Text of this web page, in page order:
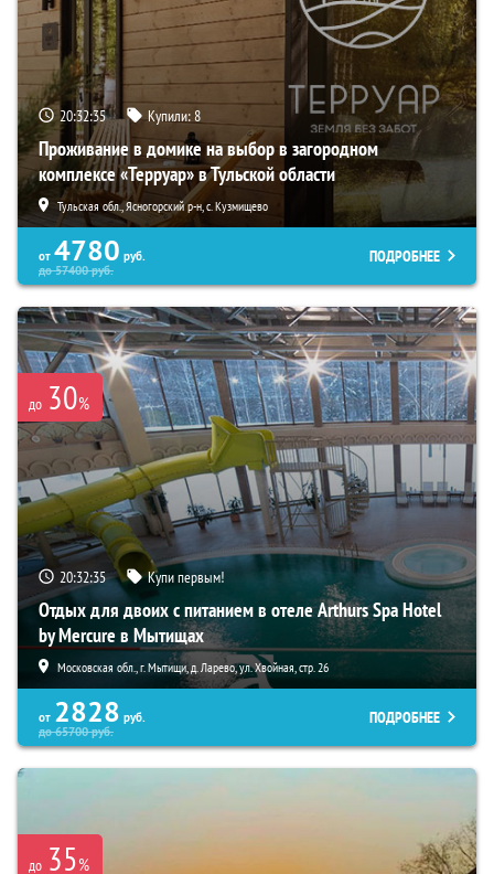
20:32:34 Купили:8
Проживание в домике на выбор в загородном
комплексе «Терруар» в Тульской области
Тульская обл., Ясногорский р-н, с. Кузмищево
от 4780 руб.
до57400руб.
ПОДРОБНЕЕ
до 30%
20:32:34 Купи первым!
Отдых для двоих с питанием в отеле Arthurs Spa Hotel
by Mercure в Мытищах
Московская обл., г. Мытищи, д. Ларево, ул. Хвойная, стр. 26
от 2828 руб.
до65700руб.
ПОДРОБНЕЕ
до 35%